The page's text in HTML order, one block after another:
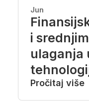
Jun
i
ulaganja
Pročitaj više